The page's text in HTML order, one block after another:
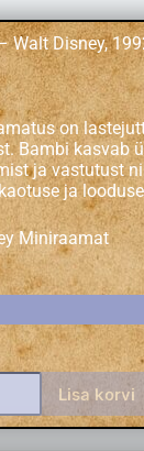
Walt Disney,
on
Bambi kasvab
ja vastutust
ja
Miniraamat
Lisa korvi